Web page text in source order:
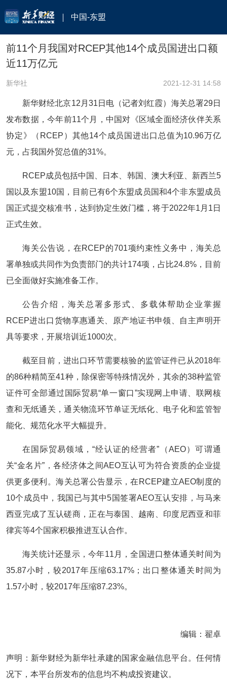
中国-东盟
前11个月我国对RCEP其他14个成员国进出口额
近11万亿元
新华社 2021-12-31 14:58
新华财经北京12月31日电（记者刘红霞）海关总署29日
发布数据，今年前11个月，中国对《区域全面经济伙伴关系
协定》（RCEP）其他14个成员国进出口总值为10.96万亿
元，占我国外贸总值的31%。
RCEP成员包括中国、日本、韩国、澳大利亚、新西兰5
国以及东盟10国，目前已有6个东盟成员国和4个非东盟成员
国正式提交核准书，达到协定生效门槛，将于2022年1月1日
正式生效。
海关公告说，在RCEP的701项约束性义务中，海关总
署单独或共同作为负责部门的共计174项，占比24.8%，目前
已全面做好实施准备工作。
公告介绍，海关总署多形式、多载体帮助企业掌握
RCEP进出口货物享惠通关、原产地证书申领、自主声明开
具等要求，开展培训近1000次。
截至目前，进出口环节需要核验的监管证件已从2018年
的86种精简至41种，除保密等特殊情况外，其余的38种监管
证件可全部通过国际贸易“单一窗口”实现网上申请、联网核
查和无纸通关，通关物流环节单证无纸化、电子化和监管智
能化、规范化水平大幅提升。
在国际贸易领域，“经认证的经营者”（AEO）可谓通
关“金名片”，各经济体之间AEO互认可为符合资质的企业提
供更多便利。海关总署公告显示，在RCEP建立AEO制度的
10个成员中，我国已与其中5国签署AEO互认安排，与马来
西亚完成了互认磋商，正在与泰国、越南、印度尼西亚和菲
律宾等4个国家积极推进互认合作。
海关统计还显示，今年11月，全国进口整体通关时间为
35.87小时，较2017年压缩63.17%；出口整体通关时间为
1.57小时，较2017年压缩87.23%。
编辑：翟卓
声明：新华财经为新华社承建的国家金融信息平台。任何情
况下，本平台所发布的信息均不构成投资建议。